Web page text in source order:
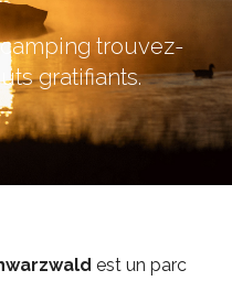
trouvez-
gratifiants.
est un parc